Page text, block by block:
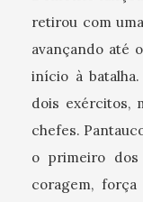
retirou com
avançando até
início à
dois exércitos,
chefes.
o primeiro dos
coragem,